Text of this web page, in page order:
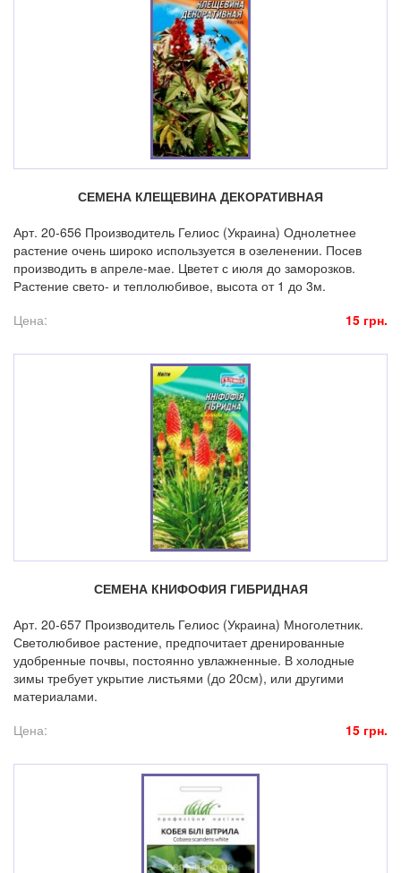
СЕМЕНА КЛЕЩЕВИНА ДЕКОРАТИВНАЯ
Арт. 20-656 Производитель Гелиос (Украина) Однолетнее
растение очень широко используется в озеленении. Посев
производить в апреле-мае. Цветет с июля до заморозков.
Растение свето- и теплолюбивое, высота от 1 до 3м.
Цена:
15 грн.
СЕМЕНА КНИФОФИЯ ГИБРИДНАЯ
Арт. 20-657 Производитель Гелиос (Украина) Многолетник.
Светолюбивое растение, предпочитает дренированные
удобренные почвы, постоянно увлажненные. В холодные
зимы требует укрытие листьями (до 20см), или другими
материалами.
Цена:
15 грн.